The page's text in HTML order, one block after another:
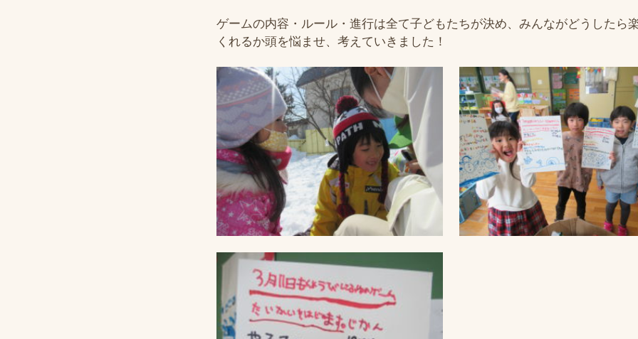
ゲームの内容・ルール・進行は全て子どもたちが決め、みんながどうしたら
くれるか頭を悩ませ、考えていきました！